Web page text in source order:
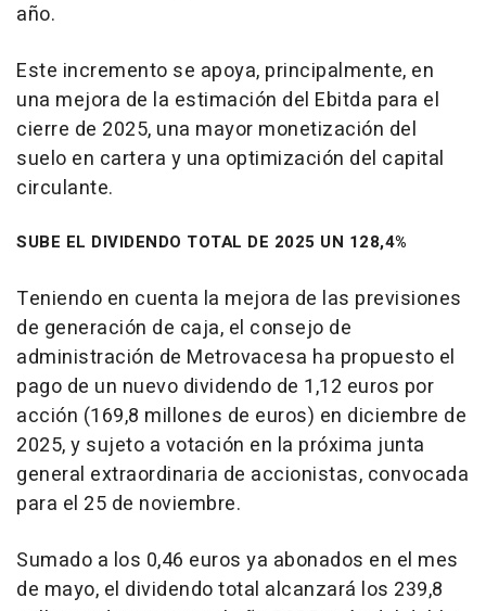
año.
Este incremento se apoya, principalmente, en
una mejora de la estimación del Ebitda para el
cierre de 2025, una mayor monetización del
suelo en cartera y una optimización del capital
circulante.
SUBE EL DIVIDENDO TOTAL DE 2025 UN 128,4%
Teniendo en cuenta la mejora de las previsiones
de generación de caja, el consejo de
administración de Metrovacesa ha propuesto el
pago de un nuevo dividendo de 1,12 euros por
acción (169,8 millones de euros) en diciembre de
2025, y sujeto a votación en la próxima junta
general extraordinaria de accionistas, convocada
para el 25 de noviembre.
Sumado a los 0,46 euros ya abonados en el mes
de mayo, el dividendo total alcanzará los 239,8